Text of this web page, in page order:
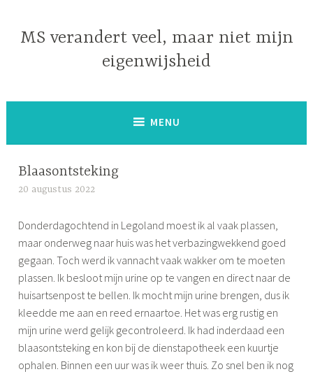
inhoud
MS verandert veel, maar niet mijn
eigenwijsheid
MENU
Blaasontsteking
20 augustus 2022
m
o
n
e
Donderdagochtend in Legoland moest ik al vaak plassen,
maar onderweg naar huis was het verbazingwekkend goed
gegaan. Toch werd ik vannacht vaak wakker om te moeten
plassen. Ik besloot mijn urine op te vangen en direct naar de
huisartsenpost te bellen. Ik mocht mijn urine brengen, dus ik
kleedde me aan en reed ernaartoe. Het was erg rustig en
mijn urine werd gelijk gecontroleerd. Ik had inderdaad een
blaasontsteking en kon bij de dienstapotheek een kuurtje
ophalen. Binnen een uur was ik weer thuis. Zo snel ben ik nog